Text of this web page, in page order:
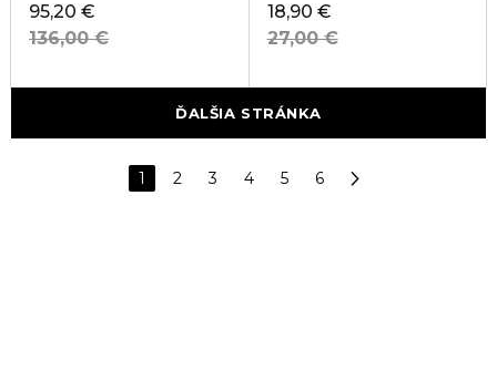
95,20 €
136,00 €
18,90 €
27,00 €
ĎALŠIA STRÁNKA
1 2 3 4 5 6